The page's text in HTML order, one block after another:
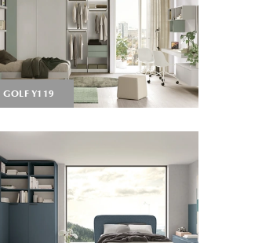
GOLF Y119